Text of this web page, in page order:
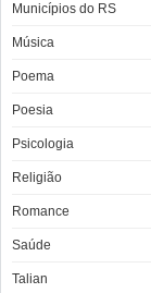
Municípios do RS
Música
Poema
Poesia
Psicologia
Religião
Romance
Saúde
Talian